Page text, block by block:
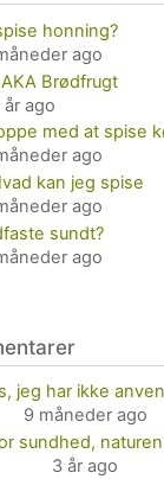
honning?
ago
Brødfrugt
år ago
med at spise
ago
kan jeg spise
ago
sundt?
ago
jeg har ikke
9 måneder ago
sundhed,
3 år ago